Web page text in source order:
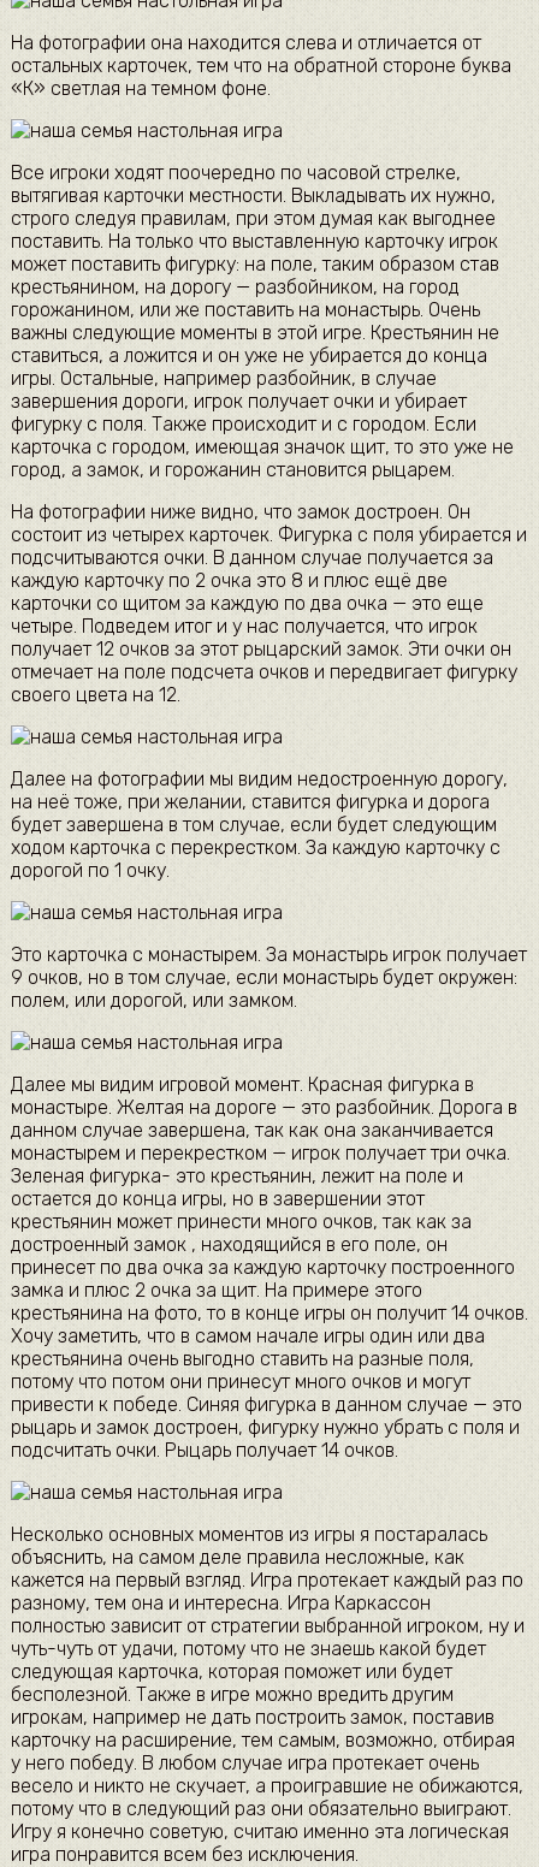
На фотографии она находится слева и отличается от
остальных карточек, тем что на обратной стороне буква
«К» светлая на темном фоне.
Все игроки ходят поочередно по часовой стрелке,
вытягивая карточки местности. Выкладывать их нужно,
строго следуя правилам, при этом думая как выгоднее
поставить. На только что выставленную карточку игрок
может поставить фигурку: на поле, таким образом став
крестьянином, на дорогу — разбойником, на город
горожанином, или же поставить на монастырь. Очень
важны следующие моменты в этой игре. Крестьянин не
ставиться, а ложится и он уже не убирается до конца
игры. Остальные, например разбойник, в случае
завершения дороги, игрок получает очки и убирает
фигурку с поля. Также происходит и с городом. Если
карточка с городом, имеющая значок щит, то это уже не
город, а замок, и горожанин становится рыцарем.
На фотографии ниже видно, что замок достроен. Он
состоит из четырех карточек. Фигурка с поля убирается и
подсчитываются очки. В данном случае получается за
каждую карточку по 2 очка это 8 и плюс ещё две
карточки со щитом за каждую по два очка — это еще
четыре. Подведем итог и у нас получается, что игрок
получает 12 очков за этот рыцарский замок. Эти очки он
отмечает на поле подсчета очков и передвигает фигурку
своего цвета на 12.
Далее на фотографии мы видим недостроенную дорогу,
на неё тоже, при желании, ставится фигурка и дорога
будет завершена в том случае, если будет следующим
ходом карточка с перекрестком. За каждую карточку с
дорогой по 1 очку.
Это карточка с монастырем. За монастырь игрок получает
9 очков, но в том случае, если монастырь будет окружен:
полем, или дорогой, или замком.
Далее мы видим игровой момент. Красная фигурка в
монастыре. Желтая на дороге — это разбойник. Дорога в
данном случае завершена, так как она заканчивается
монастырем и перекрестком — игрок получает три очка.
Зеленая фигурка- это крестьянин, лежит на поле и
остается до конца игры, но в завершении этот
крестьянин может принести много очков, так как за
достроенный замок , находящийся в его поле, он
принесет по два очка за каждую карточку построенного
замка и плюс 2 очка за щит. На примере этого
крестьянина на фото, то в конце игры он получит 14 очков.
Хочу заметить, что в самом начале игры один или два
крестьянина очень выгодно ставить на разные поля,
потому что потом они принесут много очков и могут
привести к победе. Синяя фигурка в данном случае — это
рыцарь и замок достроен, фигурку нужно убрать с поля и
подсчитать очки. Рыцарь получает 14 очков.
Несколько основных моментов из игры я постаралась
объяснить, на самом деле правила несложные, как
кажется на первый взгляд. Игра протекает каждый раз по
разному, тем она и интересна. Игра Каркассон
полностью зависит от стратегии выбранной игроком, ну и
чуть-чуть от удачи, потому что не знаешь какой будет
следующая карточка, которая поможет или будет
бесполезной. Также в игре можно вредить другим
игрокам, например не дать построить замок, поставив
карточку на расширение, тем самым, возможно, отбирая
у него победу. В любом случае игра протекает очень
весело и никто не скучает, а проигравшие не обижаются,
потому что в следующий раз они обязательно выиграют.
Игру я конечно советую, считаю именно эта логическая
игра понравится всем без исключения.